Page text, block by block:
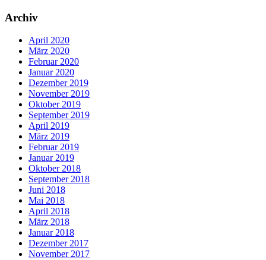
Archiv
April 2020
März 2020
Februar 2020
Januar 2020
Dezember 2019
November 2019
Oktober 2019
September 2019
April 2019
März 2019
Februar 2019
Januar 2019
Oktober 2018
September 2018
Juni 2018
Mai 2018
April 2018
März 2018
Januar 2018
Dezember 2017
November 2017